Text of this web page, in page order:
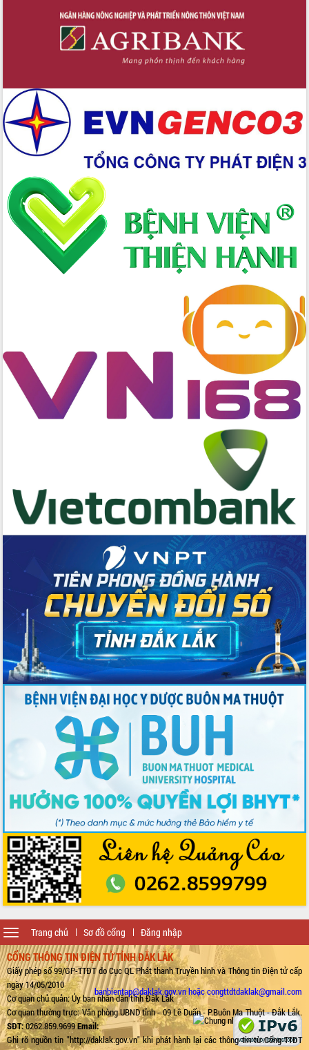
Trang chủ Sơ đồ cổng Đăng nhập
Toggle
navigation
CỔNG THÔNG TIN ĐIỆN TỬ TỈNH ĐẮK LẮK
Giấy phép số 99/GP-TTĐT do Cục QL Phát thanh Truyền hình và Thông tin Điện tử cấp
ngày 14/05/2010
Cơ quan chủ quản: Ủy ban nhân dân tỉnh Đắk Lắk
Cơ quan thường trực: Văn phòng UBND tỉnh - 09 Lê Duẩn - P.Buôn Ma Thuột - Đắk Lắk.
SĐT:0262.859.9699Email:
banbientap@daklak.gov.vn hoặc congttdtdaklak@gmail.com
Ghi rõ nguồn tin "http://daklak.gov.vn" khi phát hành lại các thông tin từ Cổng TTĐT